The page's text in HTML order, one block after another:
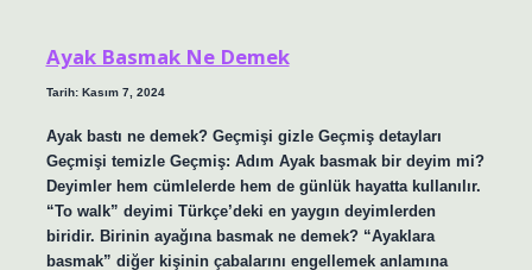
Ayak Basmak Ne Demek
Tarih: Kasım 7, 2024
Ayak bastı ne demek? Geçmişi gizle Geçmiş detayları
Geçmişi temizle Geçmiş: Adım Ayak basmak bir deyim mi?
Deyimler hem cümlelerde hem de günlük hayatta kullanılır.
“To walk” deyimi Türkçe’deki en yaygın deyimlerden
biridir. Birinin ayağına basmak ne demek? “Ayaklara
basmak” diğer kişinin çabalarını engellemek anlamına